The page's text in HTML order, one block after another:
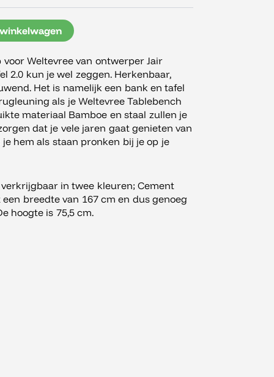
Weltevree van ontwerper Jair
2.0 kun je wel zeggen. Herkenbaar,
Het is namelijk een bank en tafel
als je Weltevree Tablebench
materiaal Bamboe en staal zullen je
dat je vele jaren gaat genieten van
hem als staan pronken bij je op je
in twee kleuren; Cement
breedte van 167 cm en dus genoeg
hoogte is 75,5 cm.